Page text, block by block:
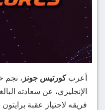
أعربكورتيس جونز ، نجم
الإنجليزي، عن سعادته
فريقه لاجتياز عقبة برايتون